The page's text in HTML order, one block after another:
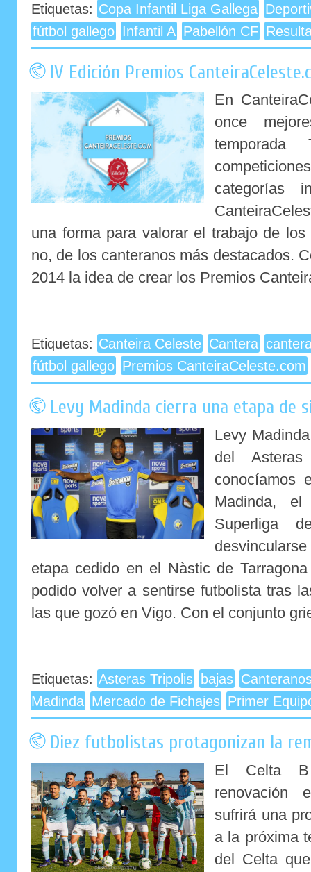
Etiquetas: Copa Infantil Liga Gallega
fútbol gallego Infantil A Pabellón CF
IV Edición Premios
En
once
temporada
categorías
una forma para valorar el trabajo de
no, de los canteranos más destacados.
2014 la idea de crear los Premios
Etiquetas: Canteira Celeste Cantera
fútbol gallego Premios CanteiraCeleste.com
Levy Madinda cierra una etapa de
Levy
del
conocíamos
Madinda,
Superliga
etapa cedido en el Nàstic de
podido volver a sentirse futbolista tras
las que gozó en Vigo. Con el conjunto
Etiquetas: Asteras Tripolis bajas
Madinda Mercado de Fichajes Primer
Diez futbolistas protagonizan la
El Celta B
renovación
sufrirá una
a la próxima
del Celta